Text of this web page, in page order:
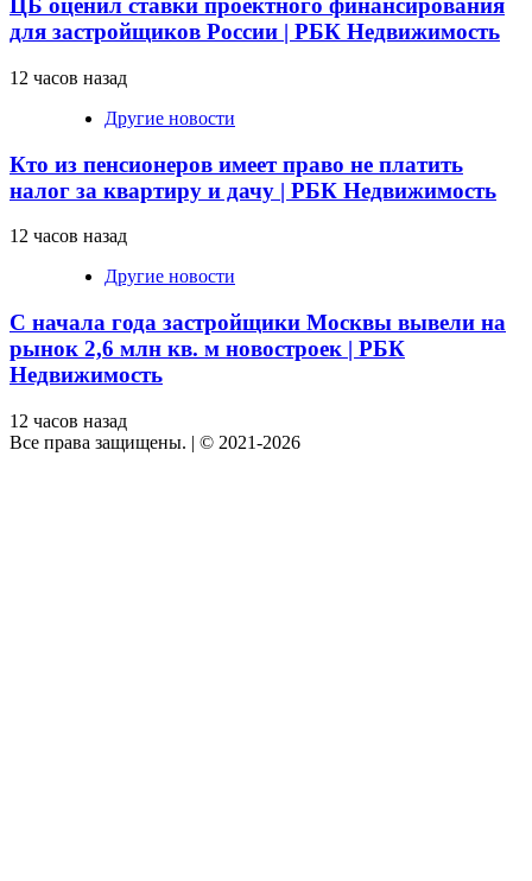
ЦБ оценил ставки проектного финансирования
для застройщиков России | РБК Недвижимость
12 часов назад
Другие новости
Кто из пенсионеров имеет право не платить
налог за квартиру и дачу | РБК Недвижимость
12 часов назад
Другие новости
С начала года застройщики Москвы вывели на
рынок 2,6 млн кв. м новостроек | РБК
Недвижимость
12 часов назад
Все права защищены. | © 2021-2026